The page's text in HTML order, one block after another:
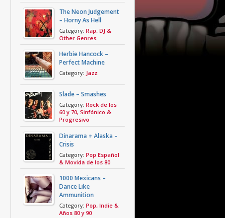
The Neon Judgement
– Horny As Hell
Category: Rap, DJ &
Other Genres
Herbie Hancock –
Perfect Machine
Category: Jazz
Slade – Smashes
Category: Rock de los
60 y 70, Sinfónico &
Progresivo
Dinarama + Alaska –
Crisis
Category: Pop Español
& Movida de los 80
1000 Mexicans –
Dance Like
Ammunition
Category: Pop, Indie &
Años 80 y 90